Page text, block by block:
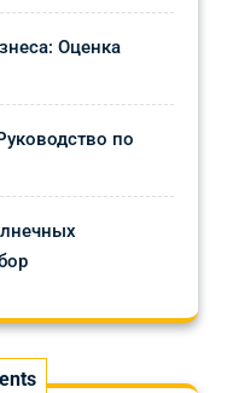
Оценка
по